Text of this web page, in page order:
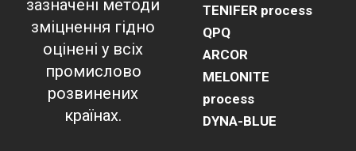
зазначені методи
зміцнення гідно
оцінені у всіх
промислово
розвинених
країнах.
TENIFER process
QPQ
ARCOR
MELONITE
process
DYNA-BLUE